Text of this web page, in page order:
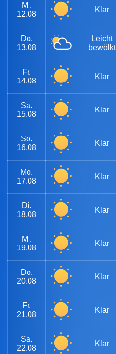
Mi.
12.08
Klar
Do.
13.08
Leicht
bewölkt
Fr.
14.08
Klar
Sa.
15.08
Klar
So.
16.08
Klar
Mo.
17.08
Klar
Di.
18.08
Klar
Mi.
19.08
Klar
Do.
20.08
Klar
Fr.
21.08
Klar
Sa.
22.08
Klar